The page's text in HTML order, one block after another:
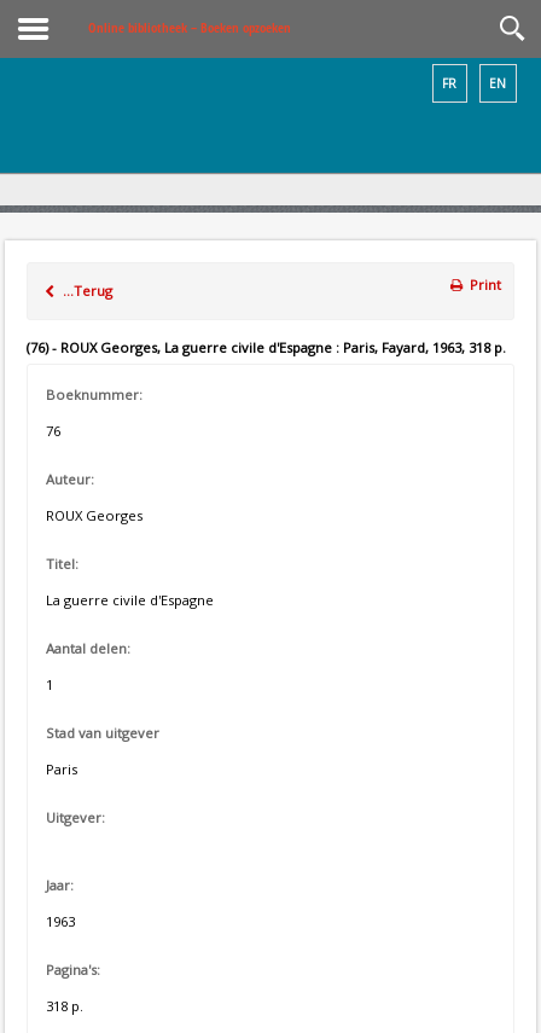
Online bibliotheek – Boeken opzoeken
EN
FR
...Terug Print
(76) - ROUX Georges, La guerre civile d'Espagne : Paris, Fayard, 1963, 318 p.
Boeknummer:
76
Auteur:
ROUX Georges
Titel:
La guerre civile d'Espagne
Aantal delen:
1
Stad van uitgever
Paris
Uitgever:
Jaar:
1963
Pagina's:
318 p.